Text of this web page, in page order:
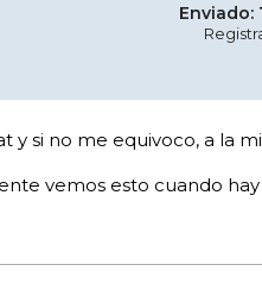
Enviado:
y si no me equivoco, a la
vemos esto cuando